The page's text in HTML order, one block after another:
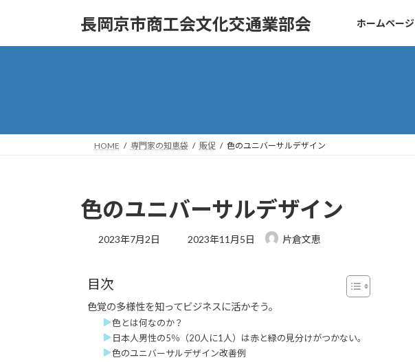
長岡京市商工会文化交通業部会 ホームページ
HOME 専門家の知恵袋 販促 色のユニバーサルデザイン
色のユニバーサルデザイン
2023年7月2日
最
時
2023年11月5日 片倉文恵
目次
色覚の多様性を知ってビジネスに活かそう。
色とは何なのか？
日本人男性の5％（20人に1人）は赤と緑の見分けがつかない。
色のユニバーサルデザイン改善例